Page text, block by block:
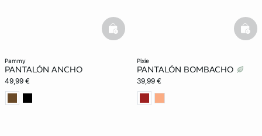
pammy
PANTALÓN ANCHO
49,99 €
basketfull
pixie
PANTALÓN BOMBACHO
39,99 €